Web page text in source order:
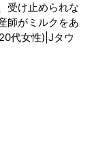
受け止められな
師がミルクをあ
代女性)|Jタウ